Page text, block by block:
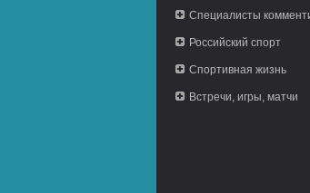
Специалисты
Российский спорт
Спортивная жизнь
Встречи, игры, матчи